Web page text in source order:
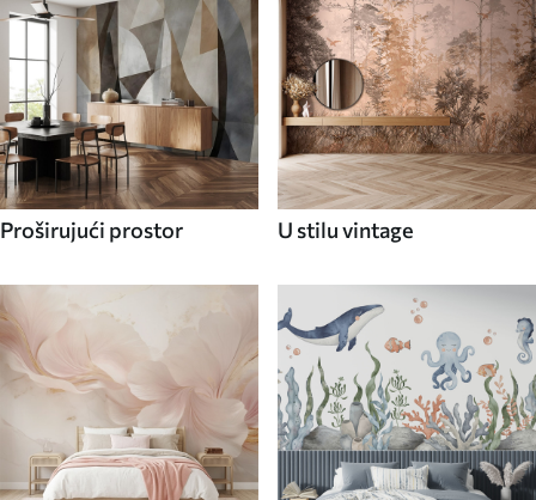
Proširujući prostor U stilu vintage